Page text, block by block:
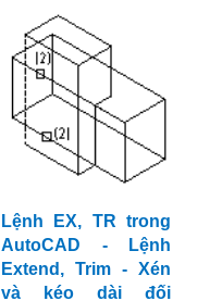
Lệnh EX, TR trong
AutoCAD - Lệnh
Extend, Trim - Xén
và kéo dài đối